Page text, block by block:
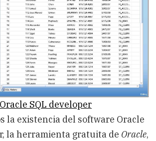
Oracle SQL developer
la existencia del software Oracle
la herramienta gratuita de Oracle,